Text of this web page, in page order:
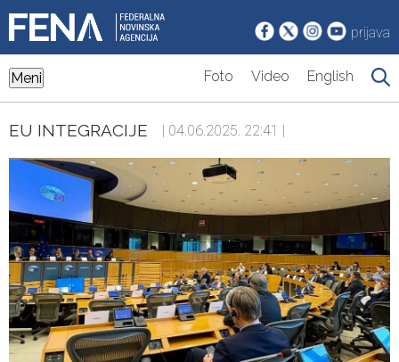
prijava
Meni Foto Video English
EU INTEGRACIJE | 04.06.2025. 22:41 |